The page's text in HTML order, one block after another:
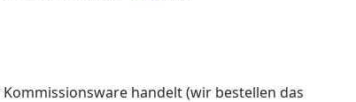
handelt (wir bestellen das